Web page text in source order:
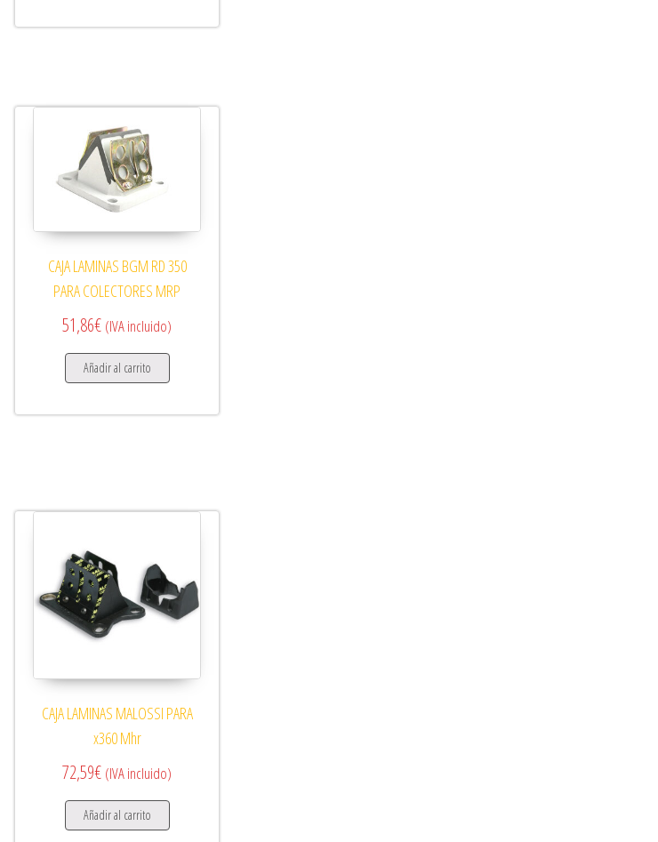
CAJA LAMINAS BGM RD 350
PARA COLECTORES MRP
51,86€ (IVA incluido)
Añadir al carrito
CAJA LAMINAS MALOSSI PARA
x360 Mhr
72,59€ (IVA incluido)
Añadir al carrito